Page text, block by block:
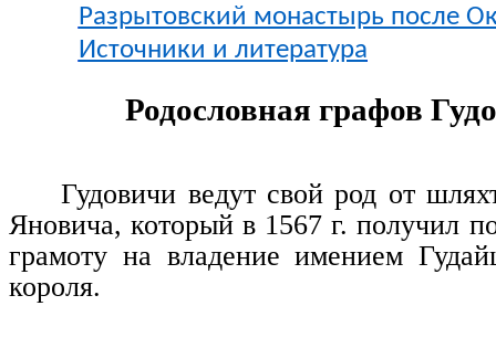
Разрытовский монастырь после
Источники и литература
Родословная графов
Гудовичи ведут свой род от
Яновича, который в 1567 г. получил
грамоту на владение имением
короля.